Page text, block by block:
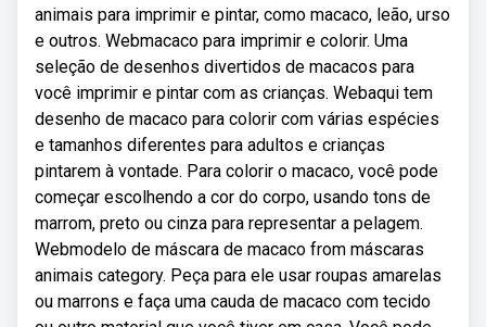
animais para imprimir e pintar, como macaco, leão, urso
e outros. Webmacaco para imprimir e colorir. Uma
seleção de desenhos divertidos de macacos para
você imprimir e pintar com as crianças. Webaqui tem
desenho de macaco para colorir com várias espécies
e tamanhos diferentes para adultos e crianças
pintarem à vontade. Para colorir o macaco, você pode
começar escolhendo a cor do corpo, usando tons de
marrom, preto ou cinza para representar a pelagem.
Webmodelo de máscara de macaco from máscaras
animais category. Peça para ele usar roupas amarelas
ou marrons e faça uma cauda de macaco com tecido